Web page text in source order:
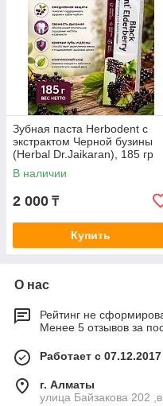
Зубная паста Herbodent с
экстрактом Черной бузины
(Herbal Dr.Jaikaran), 185 гр
В наличии
2 000 ₸
Купить
О нас
Рейтинг не
Менее 5 отзывов за
Работает с 07.12.2017
г. Алматы
улица Байзакова 202